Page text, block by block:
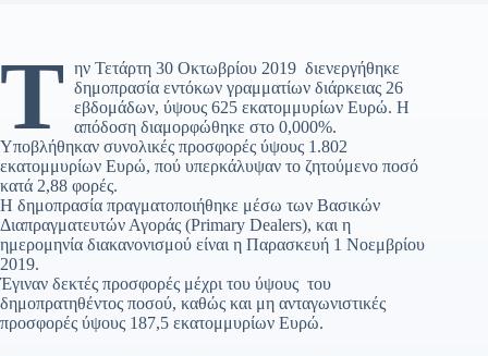
Τ ην Τετάρτη 30 Οκτωβρίου 2019 διενεργήθηκε
δημοπρασία εντόκων γραμματίων διάρκειας 26
εβδομάδων, ύψους 625 εκατομμυρίων Ευρώ. Η
απόδοση διαμορφώθηκε στο 0,000%.
Υποβλήθηκαν συνολικές προσφορές ύψους 1.802
εκατομμυρίων Ευρώ, πού υπερκάλυψαν το ζητούμενο ποσό
κατά 2,88 φορές.
Η δημοπρασία πραγματοποιήθηκε μέσω των Βασικών
Διαπραγματευτών Αγοράς (Primary Dealers), και η
ημερομηνία διακανονισμού είναι η Παρασκευή 1 Νοεμβρίου
2019.
Έγιναν δεκτές προσφορές μέχρι του ύψους του
δημοπρατηθέντος ποσού, καθώς και μη ανταγωνιστικές
προσφορές ύψους 187,5 εκατομμυρίων Ευρώ.